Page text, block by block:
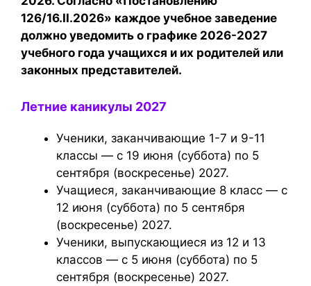
126/16.II.2026» каждое учебное заведение
должно уведомить о графике 2026-2027
учебного года учащихся и их родителей или
законных представителей.
Летние каникулы 2027
Ученики, заканчивающие 1-7 и 9-11
классы — с 19 июня (суббота) по 5
сентября (воскресенье) 2027.
Учащиеся, заканчивающие 8 класс — с
12 июня (суббота) по 5 сентября
(воскресенье) 2027.
Ученики, выпускающиеся из 12 и 13
классов — с 5 июня (суббота) по 5
сентября (воскресенье) 2027.